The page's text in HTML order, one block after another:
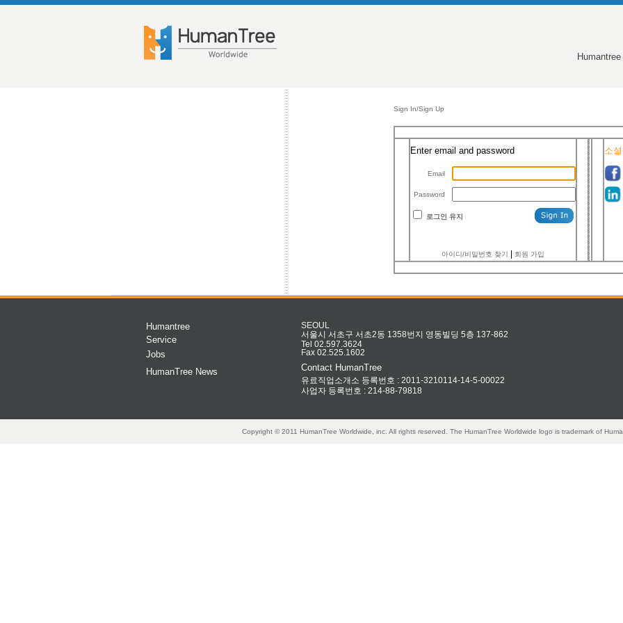
Humantree
Sign In/Sign Up
Enter email and password
Email
Password
로그인 유지
아이디/비밀번호 찾기 회원 가입
소
Humantree
Service
Jobs
HumanTree News
SEOUL
서울시 서초구 서초2동 1358번지 영동빌딩 5층 137-862
Tel 02.597.3624
Fax 02.525.1602
Contact HumanTree
유료직업소개소 등록번호 : 2011-3210114-14-5-00022
사업자 등록번호 : 214-88-79818
Copyright © 2011 HumanTree Worldwide, inc. All rights reserved. The HumanTree Worldwide logo is trademark of